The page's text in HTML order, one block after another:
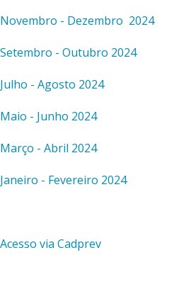
Novembro - Dezembro 2024
Setembro - Outubro 2024
Julho - Agosto 2024
Maio - Junho 2024
Março - Abril 2024
Janeiro - Fevereiro 2024
Acesso via Cadprev